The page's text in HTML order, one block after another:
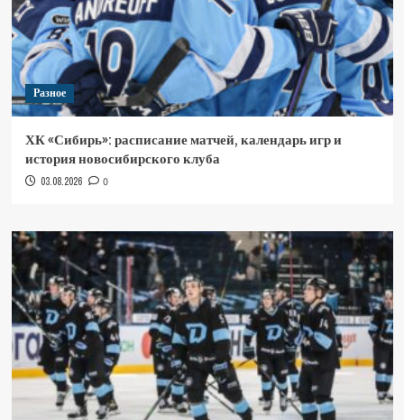
Разное
ХК «Сибирь»: расписание матчей, календарь игр и
история новосибирского клуба
03.08.2026 0